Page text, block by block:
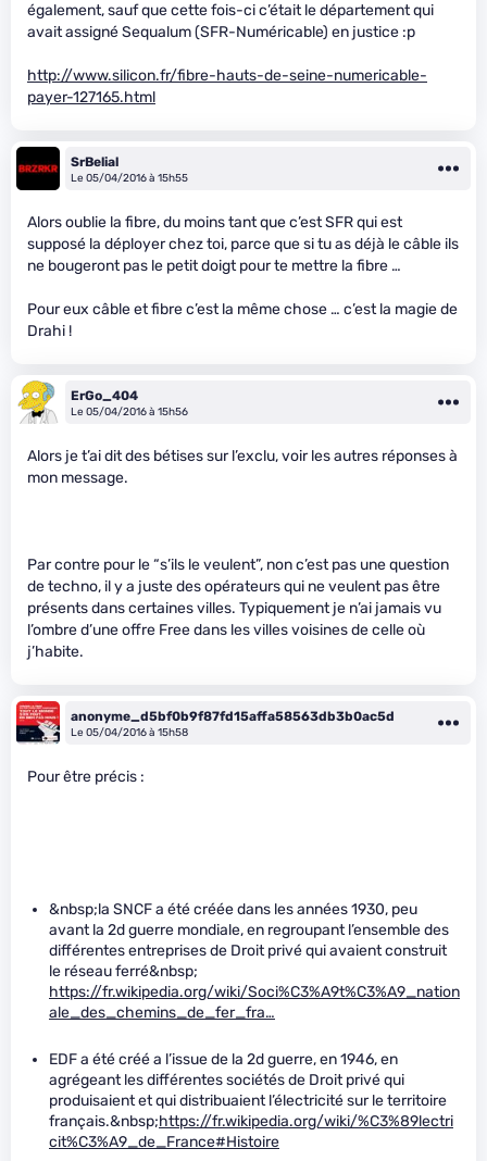
également, sauf que cette fois-ci c’était le département qui
avait assigné Sequalum (SFR-Numéricable) en justice :p
http://www.silicon.fr/fibre-hauts-de-seine-numericable-
payer-127165.html
SrBelial
Le 05/04/2016 à 15h55
Alors oublie la fibre, du moins tant que c’est SFR qui est
supposé la déployer chez toi, parce que si tu as déjà le câble ils
ne bougeront pas le petit doigt pour te mettre la fibre …
Pour eux câble et fibre c’est la même chose … c’est la magie de
Drahi !
ErGo_404
Le 05/04/2016 à 15h56
Alors je t’ai dit des bétises sur l’exclu, voir les autres réponses à
mon message.
Par contre pour le “s’ils le veulent”, non c’est pas une question
de techno, il y a juste des opérateurs qui ne veulent pas être
présents dans certaines villes. Typiquement je n’ai jamais vu
l’ombre d’une offre Free dans les villes voisines de celle où
j’habite.
anonyme_d5bf0b9f87fd15affa58563db3b0ac5d
Le 05/04/2016 à 15h58
Pour être précis :
&nbsp;la SNCF a été créée dans les années 1930, peu
avant la 2d guerre mondiale, en regroupant l’ensemble des
différentes entreprises de Droit privé qui avaient construit
le réseau ferré&nbsp;
https://fr.wikipedia.org/wiki/Soci%C3%A9t%C3%A9_nation
ale_des_chemins_de_fer_fra…
EDF a été créé a l’issue de la 2d guerre, en 1946, en
agrégeant les différentes sociétés de Droit privé qui
produisaient et qui distribuaient l’électricité sur le territoire
français.&nbsp;https://fr.wikipedia.org/wiki/%C3%89lectri
cit%C3%A9_de_France#Histoire